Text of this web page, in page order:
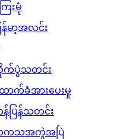
ေးမုံ
ြန်မာ့အလင်း
ပွဲသတင်း
ာက်ခံအားပေးမှု
ပြန်သတင်း
ကသအကွဲအပြဲ